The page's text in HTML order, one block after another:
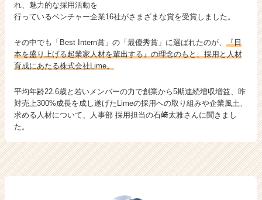
人
材
採
用
戦
と
は？』
れ、魅力的な採用活動を
行っているベンチャー企業16社がさまざまな賞を受賞しました。
その中でも「Best Intern賞」の「最優秀賞」に選ばれたのが、 『日
本を盛り上げる起業家人材を輩出する』の理念のもと、採用と人材
育成にあたる株式会社Lime。
平均年齢22.6歳と若いメンバーの力で創業から5期連続増収増益、昨
対売上300%成長を成し遂げたLimeの採用への取り組みや企業風土、
求める人材について、人事部 採用担当の石﨑太雅さんに聞きまし
た。